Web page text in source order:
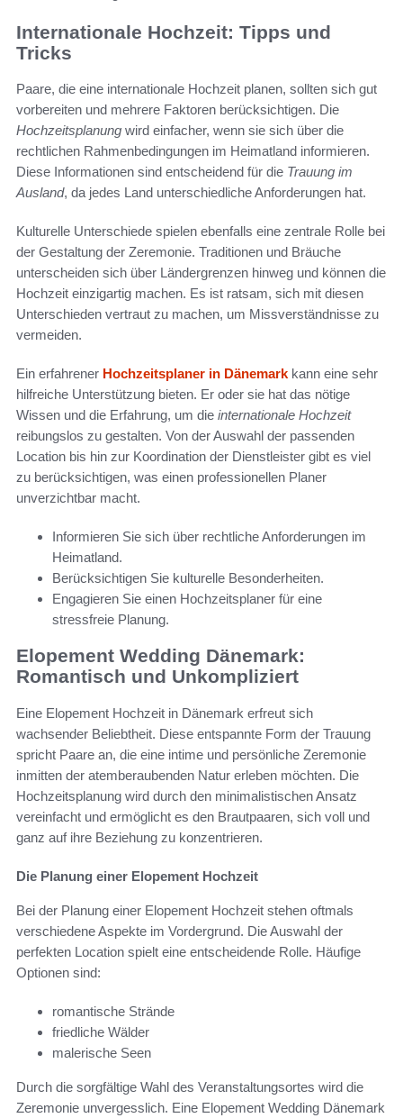
Internationale Hochzeit: Tipps und
Tricks
Paare, die eine internationale Hochzeit planen, sollten sich gut
vorbereiten und mehrere Faktoren berücksichtigen. Die
Hochzeitsplanung wird einfacher, wenn sie sich über die
rechtlichen Rahmenbedingungen im Heimatland informieren.
Diese Informationen sind entscheidend für die Trauung im
Ausland, da jedes Land unterschiedliche Anforderungen hat.
Kulturelle Unterschiede spielen ebenfalls eine zentrale Rolle bei
der Gestaltung der Zeremonie. Traditionen und Bräuche
unterscheiden sich über Ländergrenzen hinweg und können die
Hochzeit einzigartig machen. Es ist ratsam, sich mit diesen
Unterschieden vertraut zu machen, um Missverständnisse zu
vermeiden.
Ein erfahrener Hochzeitsplaner in Dänemark kann eine sehr
hilfreiche Unterstützung bieten. Er oder sie hat das nötige
Wissen und die Erfahrung, um die internationale Hochzeit
reibungslos zu gestalten. Von der Auswahl der passenden
Location bis hin zur Koordination der Dienstleister gibt es viel
zu berücksichtigen, was einen professionellen Planer
unverzichtbar macht.
Informieren Sie sich über rechtliche Anforderungen im
Heimatland.
Berücksichtigen Sie kulturelle Besonderheiten.
Engagieren Sie einen Hochzeitsplaner für eine
stressfreie Planung.
Elopement Wedding Dänemark:
Romantisch und Unkompliziert
Eine Elopement Hochzeit in Dänemark erfreut sich
wachsender Beliebtheit. Diese entspannte Form der Trauung
spricht Paare an, die eine intime und persönliche Zeremonie
inmitten der atemberaubenden Natur erleben möchten. Die
Hochzeitsplanung wird durch den minimalistischen Ansatz
vereinfacht und ermöglicht es den Brautpaaren, sich voll und
ganz auf ihre Beziehung zu konzentrieren.
Die Planung einer Elopement Hochzeit
Bei der Planung einer Elopement Hochzeit stehen oftmals
verschiedene Aspekte im Vordergrund. Die Auswahl der
perfekten Location spielt eine entscheidende Rolle. Häufige
Optionen sind:
romantische Strände
friedliche Wälder
malerische Seen
Durch die sorgfältige Wahl des Veranstaltungsortes wird die
Zeremonie unvergesslich. Eine Elopement Wedding Dänemark